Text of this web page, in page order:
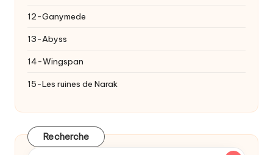
12-Ganymede
13-Abyss
14-Wingspan
15-Les ruines de Narak
Recherche